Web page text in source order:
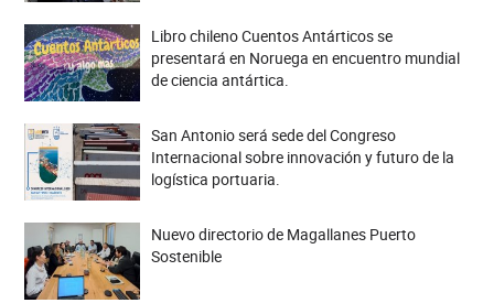
Libro chileno Cuentos Antárticos se
presentará en Noruega en encuentro mundial
de ciencia antártica.
San Antonio será sede del Congreso
Internacional sobre innovación y futuro de la
logística portuaria.
Nuevo directorio de Magallanes Puerto
Sostenible